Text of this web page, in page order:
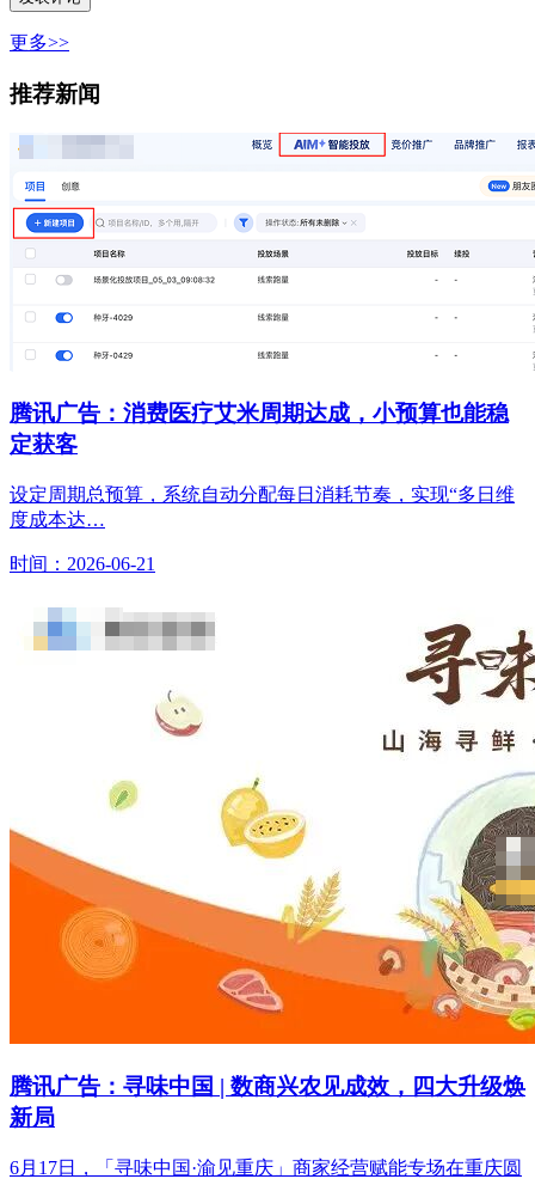
更多>>
推荐新闻
腾讯广告：消费医疗艾米周期达成，小预算也能稳
定获客
设定周期总预算，系统自动分配每日消耗节奏，实现“多日维
度成本达…
时间：2026-06-21
腾讯广告：寻味中国 | 数商兴农见成效，四大升级焕
新局
6月17日，「寻味中国·渝见重庆」商家经营赋能专场在重庆圆